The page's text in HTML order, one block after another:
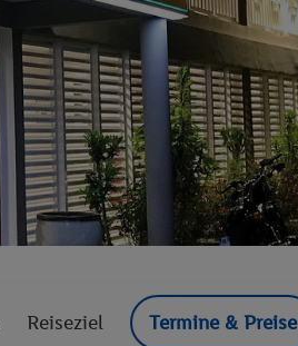
Reiseziel Termine & Preise